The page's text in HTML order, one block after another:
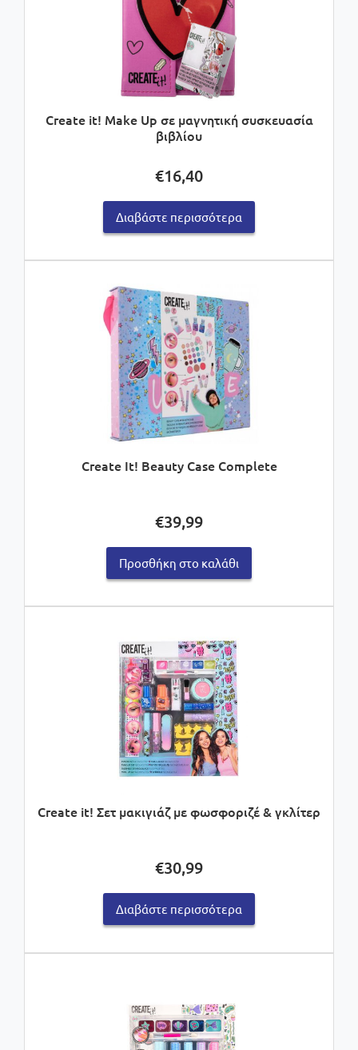
Create it! Make Up σε μαγνητική συσκευασία
βιβλίου
€16,40
Διαβάστε περισσότερα
Create It! Beauty Case Complete
€39,99
Προσθήκη στο καλάθι
Create it! Σετ μακιγιάζ με φωσφοριζέ & γκλίτερ
€30,99
Διαβάστε περισσότερα